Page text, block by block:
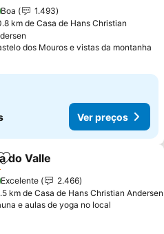
Boa
1.493
km de Casa de Hans Christian
dos Mouros e vistas da montanha
Ver preços
Adicionar aos favoritos
do Valle
Excelente
2.466
km de Casa de Hans Christian Andersen
e aulas de yoga no local